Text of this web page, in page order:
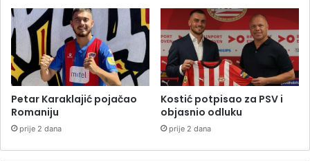
Petar Karaklajić pojačao
Romaniju
prije 2 dana
Kostić potpisao za PSV i
objasnio odluku
prije 2 dana